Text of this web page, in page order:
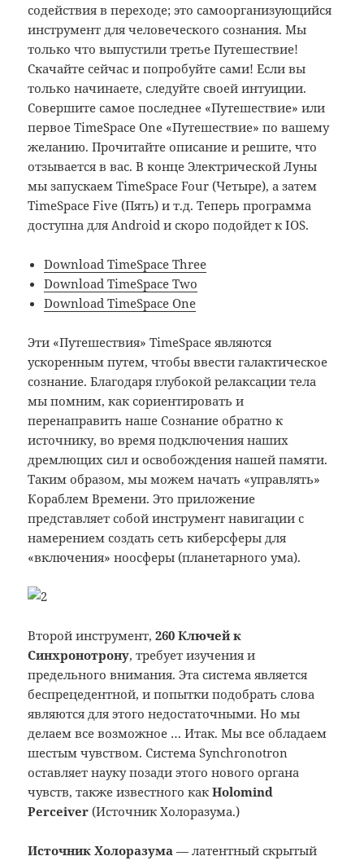
содействия в переходе; это самоорганизующийся
инструмент для человеческого сознания. Мы
только что выпустили третье Путешествие!
Скачайте сейчас и попробуйте сами! Если вы
только начинаете, следуйте своей интуиции.
Совершите самое последнее «Путешествие» или
первое TimeSpace One «Путешествие» по вашему
желанию. Прочитайте описание и решите, что
отзывается в вас. В конце Электрической Луны
мы запускаем TimeSpace Four (Четыре), а затем
TimeSpace Five (Пять) и т.д. Теперь программа
доступна для Android и скоро подойдет к IOS.
Download TimeSpace Three
Download TimeSpace Two
Download TimeSpace One
Эти «Путешествия» TimeSpace являются
ускоренным путем, чтобы ввести галактическое
сознание. Благодаря глубокой релаксации тела
мы помним, как сориентировать и
перенаправить наше Сознание обратно к
источнику, во время подключения наших
дремлющих сил и освобождения нашей памяти.
Таким образом, мы можем начать «управлять»
Кораблем Времени. Это приложение
представляет собой инструмент навигации с
намерением создать сеть киберсферы для
«включения» ноосферы (планетарного ума).
Второй инструмент,260 Ключей к
Синхронотрону, требует изучения и
предельного внимания. Эта система является
беспрецедентной, и попытки подобрать слова
являются для этого недостаточными. Но мы
делаем все возможное … Итак. Мы все обладаем
шестым чувством. Система Synchronotron
оставляет науку позади этого нового органа
чувств, также известного какHolomind
Perceiver (Источник Холоразума.)
Источник Холоразума — латентный скрытый